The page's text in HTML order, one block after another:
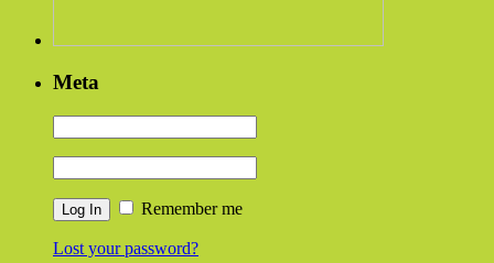
Meta
Remember me
Lost your password?